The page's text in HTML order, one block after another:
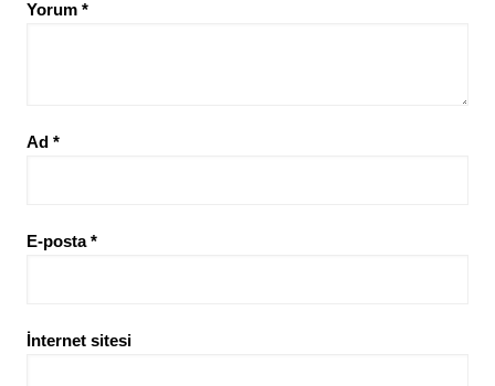
Yorum *
Ad *
E-posta*
İnternet sitesi